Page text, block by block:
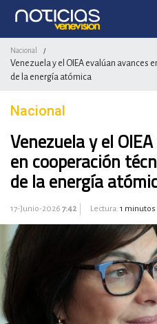
Nacional /
Venezuela y el OIEA evalúan avances
de la energía atómica
Nacional
Venezuela y el
en cooperación
de la energía
17-Junio-2026 7:42 Lectura: 1 minutos